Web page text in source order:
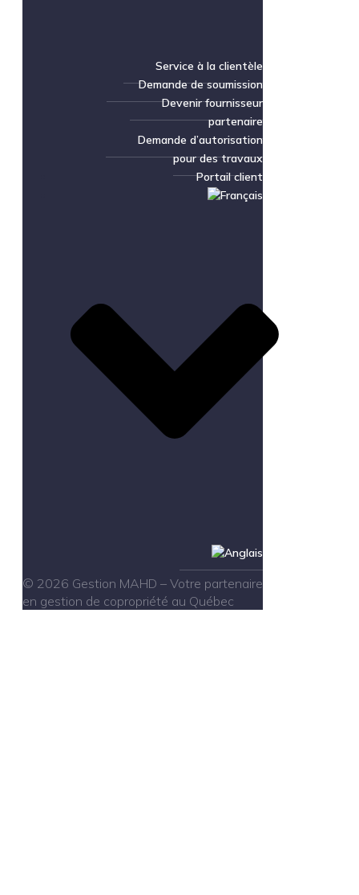
Service à la clientèle
Demande de soumission
Devenir fournisseur
partenaire
Demande d’autorisation
pour des travaux
Portail client
© 2026 Gestion MAHD – Votre partenaire
en gestion de copropriété au Québec